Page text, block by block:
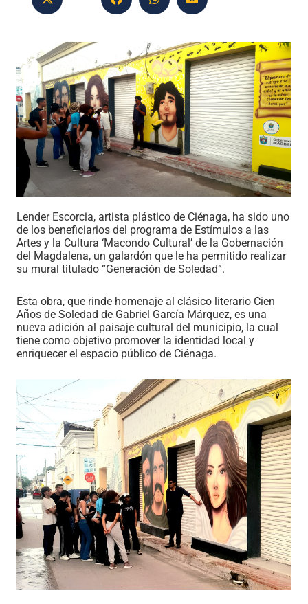
Lender Escorcia, artista plástico de Ciénaga, ha sido uno
de los beneficiarios del programa de Estímulos a las
Artes y la Cultura ‘Macondo Cultural’ de la Gobernación
del Magdalena, un galardón que le ha permitido realizar
su mural titulado “Generación de Soledad”.
Esta obra, que rinde homenaje al clásico literario Cien
Años de Soledad de Gabriel García Márquez, es una
nueva adición al paisaje cultural del municipio, la cual
tiene como objetivo promover la identidad local y
enriquecer el espacio público de Ciénaga.